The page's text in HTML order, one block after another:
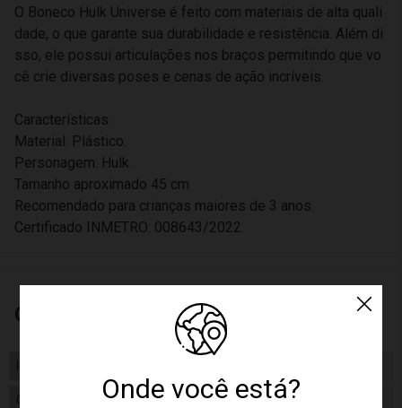
Onde você está?
O Boneco Hulk Universe é feito com materiais de alta quali
dade, o que garante sua durabilidade e resistência. Além di
sso, ele possui articulações nos braços permitindo que vo
cê crie diversas poses e cenas de ação incríveis.
Características:
Material: Plástico.
Personagem: Hulk.
Tamanho aproximado 45 cm
Recomendado para crianças maiores de 3 anos.
Certificado INMETRO: 008643/2022.
Características
Gênero Masculino